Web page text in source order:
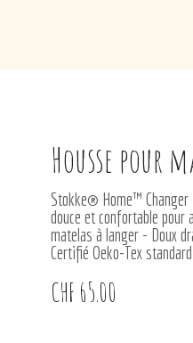
Housse pour
Stokke® Home™ Changer
douce et confortable pour
matelas à langer - Doux
Certifié Oeko-Tex
CHF 65.00